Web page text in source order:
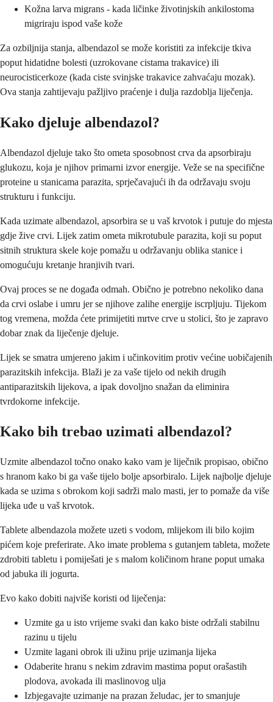
Kožna larva migrans - kada ličinke životinjskih ankilostoma
migriraju ispod vaše kože
Za ozbiljnija stanja, albendazol se može koristiti za infekcije tkiva
poput hidatidne bolesti (uzrokovane cistama trakavice) ili
neurocisticerkoze (kada ciste svinjske trakavice zahvaćaju mozak).
Ova stanja zahtijevaju pažljivo praćenje i dulja razdoblja liječenja.
Kako djeluje albendazol?
Albendazol djeluje tako što ometa sposobnost crva da apsorbiraju
glukozu, koja je njihov primarni izvor energije. Veže se na specifične
proteine u stanicama parazita, sprječavajući ih da održavaju svoju
strukturu i funkciju.
Kada uzimate albendazol, apsorbira se u vaš krvotok i putuje do mjesta
gdje žive crvi. Lijek zatim ometa mikrotubule parazita, koji su poput
sitnih struktura skele koje pomažu u održavanju oblika stanice i
omogućuju kretanje hranjivih tvari.
Ovaj proces se ne događa odmah. Obično je potrebno nekoliko dana
da crvi oslabe i umru jer se njihove zalihe energije iscrpljuju. Tijekom
tog vremena, možda ćete primijetiti mrtve crve u stolici, što je zapravo
dobar znak da liječenje djeluje.
Lijek se smatra umjereno jakim i učinkovitim protiv većine uobičajenih
parazitskih infekcija. Blaži je za vaše tijelo od nekih drugih
antiparazitskih lijekova, a ipak dovoljno snažan da eliminira
tvrdokorne infekcije.
Kako bih trebao uzimati albendazol?
Uzmite albendazol točno onako kako vam je liječnik propisao, obično
s hranom kako bi ga vaše tijelo bolje apsorbiralo. Lijek najbolje djeluje
kada se uzima s obrokom koji sadrži malo masti, jer to pomaže da više
lijeka uđe u vaš krvotok.
Tablete albendazola možete uzeti s vodom, mlijekom ili bilo kojim
pićem koje preferirate. Ako imate problema s gutanjem tableta, možete
zdrobiti tabletu i pomiješati je s malom količinom hrane poput umaka
od jabuka ili jogurta.
Evo kako dobiti najviše koristi od liječenja:
Uzmite ga u isto vrijeme svaki dan kako biste održali stabilnu
razinu u tijelu
Uzmite lagani obrok ili užinu prije uzimanja lijeka
Odaberite hranu s nekim zdravim mastima poput orašastih
plodova, avokada ili maslinovog ulja
Izbjegavajte uzimanje na prazan želudac, jer to smanjuje